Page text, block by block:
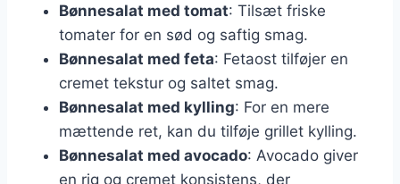
Bønnesalat med tomat: Tilsæt friske
tomater for en sød og saftig smag.
Bønnesalat med feta: Fetaost tilføjer en
cremet tekstur og saltet smag.
Bønnesalat med kylling: For en mere
mættende ret, kan du tilføje grillet kylling.
Bønnesalat med avocado: Avocado giver
en rig og cremet konsistens, der